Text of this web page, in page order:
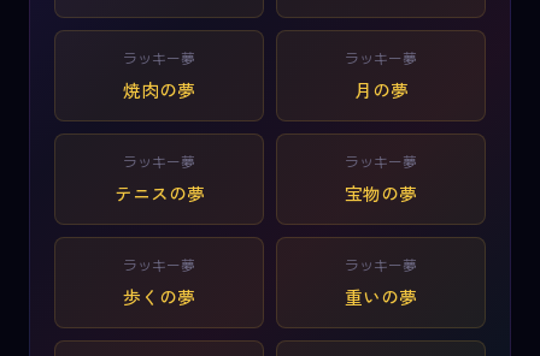
ラッキー夢
焼肉の夢
ラッキー夢
月の夢
ラッキー夢
テニスの夢
ラッキー夢
宝物の夢
ラッキー夢
歩くの夢
ラッキー夢
重いの夢